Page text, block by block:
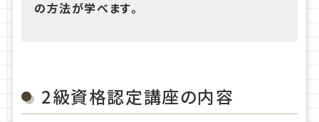
の方法が学べます。
2級資格認定講座の内容